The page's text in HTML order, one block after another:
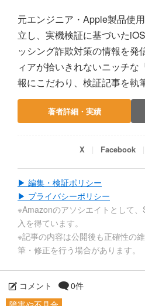
元エンジニア・Apple製品使
立し、実機検証に基づいた
ッシング詐欺対策の情報を発
ィアが拾いきれないニッチな
報にこだわり、検証記事を執
著者詳細・実績
X Facebook
▶ 編集・検証ポリシー
▶ プライバシーポリシー
※Amazonのアソシエイトとして
入を得ています。
※記事の内容は公開後も正確性の
筆・修正を行う場合があります。
コメント
0件